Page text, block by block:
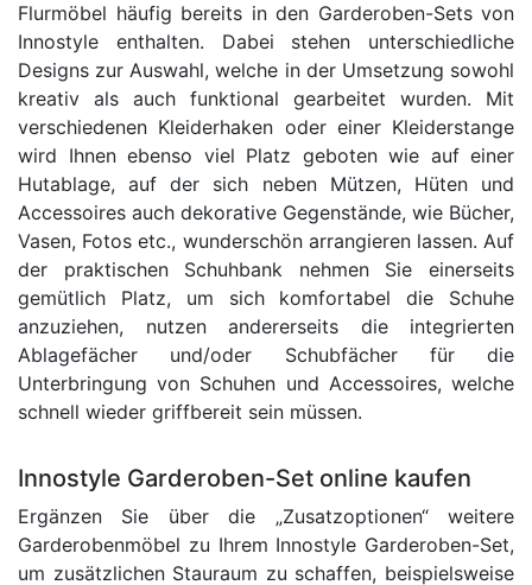
Flurmöbel häufig bereits in den Garderoben-Sets von
Innostyle enthalten. Dabei stehen unterschiedliche
Designs zur Auswahl, welche in der Umsetzung sowohl
kreativ als auch funktional gearbeitet wurden. Mit
verschiedenen Kleiderhaken oder einer Kleiderstange
wird Ihnen ebenso viel Platz geboten wie auf einer
Hutablage, auf der sich neben Mützen, Hüten und
Accessoires auch dekorative Gegenstände, wie Bücher,
Vasen, Fotos etc., wunderschön arrangieren lassen. Auf
der praktischen Schuhbank nehmen Sie einerseits
gemütlich Platz, um sich komfortabel die Schuhe
anzuziehen, nutzen andererseits die integrierten
Ablagefächer und/oder Schubfächer für die
Unterbringung von Schuhen und Accessoires, welche
schnell wieder griffbereit sein müssen.
Innostyle Garderoben-Set online kaufen
Ergänzen Sie über die „Zusatzoptionen“ weitere
Garderobenmöbel zu Ihrem Innostyle Garderoben-Set,
um zusätzlichen Stauraum zu schaffen, beispielsweise